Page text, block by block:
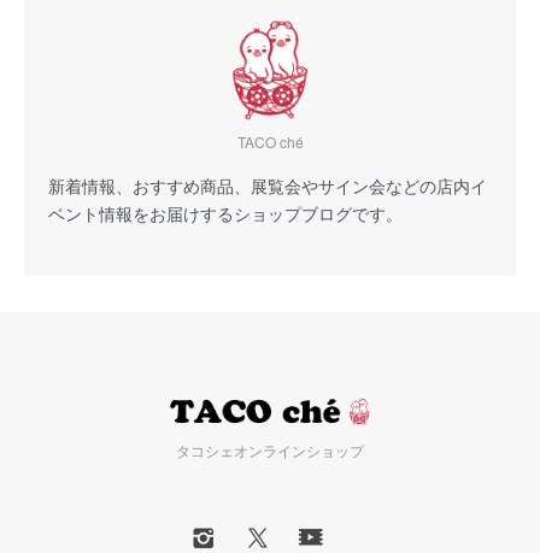
TACO ché
新着情報、おすすめ商品、展覧会やサイン会などの店内イ
ベント情報をお届けするショップブログです。
タコシェオンラインショップ